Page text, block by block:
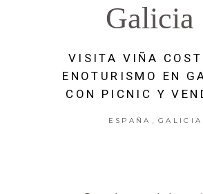
Galicia
VISITA VIÑA
ENOTURISMO EN
CON PICNIC Y
ESPAÑA , GALICIA